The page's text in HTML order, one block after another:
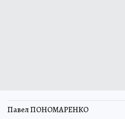
Павел ПОНОМАРЕНКО